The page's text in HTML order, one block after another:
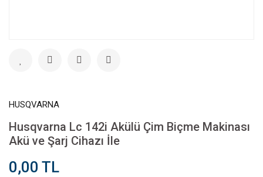
HUSQVARNA
Husqvarna Lc 142i Akülü Çim Biçme Makinası
Akü ve Şarj Cihazı İle
0,00 TL